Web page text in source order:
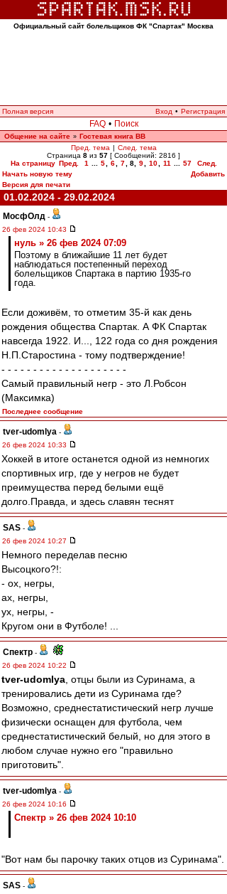
Официальный сайт болельщиков ФК "Спартак" Москва
Полная версия Вход • Регистрация
FAQ • Поиск
Общение на сайте » Гостевая книга ВВ
Пред. тема | След. тема
Страница 8 из 57 [ Сообщений: 2816 ]
На страницу Пред. 1 5 6 7 8, 9 10 11 57
След.
Начать новую тему
Добавить
Версия для печати
01.02.2024 - 29.02.2024
МосфОлд -
26 фев 2024 10:43
нуль » 26 фев 2024 07:09
Поэтому в ближайшие 11 лет будет
наблюдаться постепенный переход
болельщиков Спартака в партию 1935-го
года.
Если доживём, то отметим 35-й как день
рождения общества Спартак. А ФК Спартак
навсегда 1922. И..., 122 года со дня рождения
Н.П.Старостина - тому подтверждение!
- - - - - - - - - - - - - - - - - - - -
Самый правильный негр - это Л.Робсон
(Максимка)
Последнее сообщение
tver-udomlya -
26 фев 2024 10:33
Хоккей в итоге останется одной из немногих
спортивных игр, где у негров не будет
преимущества перед белыми ещё
долго.Правда, и здесь славян теснят
SAS -
26 фев 2024 10:27
Немного переделав песню
Высоцкого?!:
- ох, негры,
ах, негры,
ух, негры, -
Кругом они в Футболе! ...
Спектр -
26 фев 2024 10:22
tver-udomlya , отцы были из Суринама, а
тренировались дети из Суринама где?
Возможно, среднестатистический негр лучше
физически оснащен для футбола, чем
среднестатистический белый, но для этого в
любом случае нужно его "правильно
приготовить".
tver-udomlya -
26 фев 2024 10:16
Спектр » 26 фев 2024 10:10
"Вот нам бы парочку таких отцов из Суринама".
SAS -